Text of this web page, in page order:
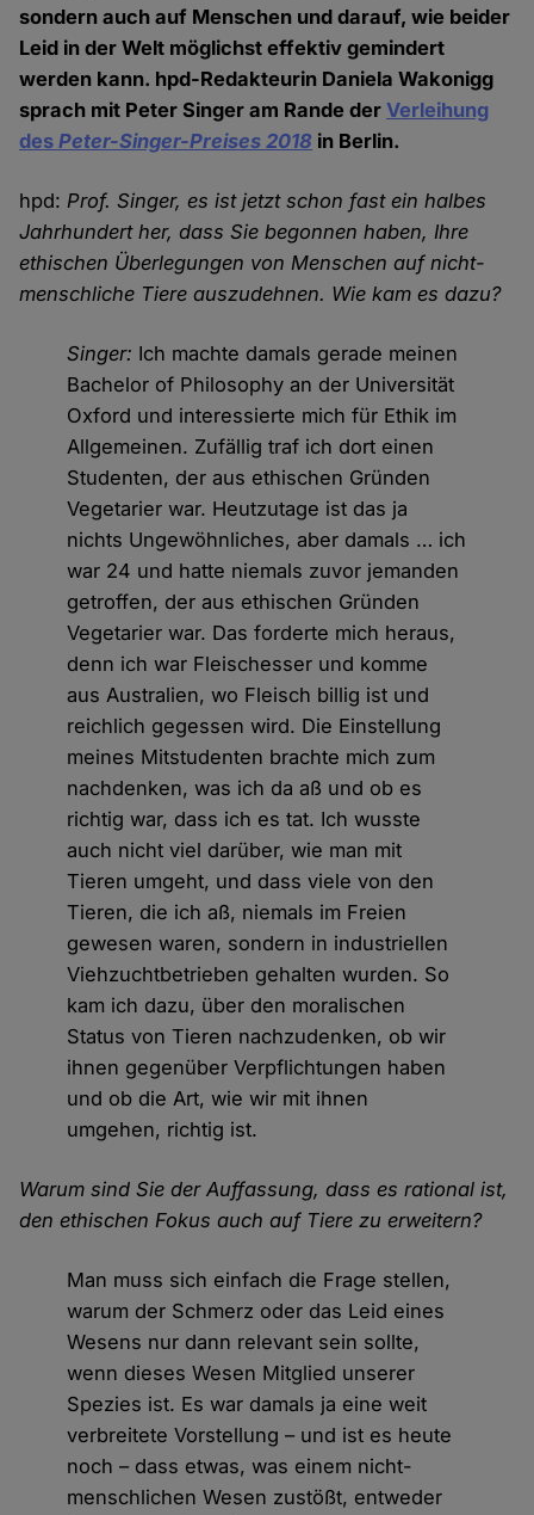
sondern auch auf Menschen und darauf, wie beider
Leid in der Welt möglichst effektiv gemindert
werden kann. hpd-Redakteurin Daniela Wakonigg
sprach mit Peter Singer am Rande derVerleihung
desPeter-Singer-Preises 2018 in Berlin.
hpd:Prof. Singer, es ist jetzt schon fast ein halbes
Jahrhundert her, dass Sie begonnen haben, Ihre
ethischen Überlegungen von Menschen auf nicht-
menschliche Tiere auszudehnen. Wie kam es dazu?
Singer: Ich machte damals gerade meinen
Bachelor of Philosophy an der Universität
Oxford und interessierte mich für Ethik im
Allgemeinen. Zufällig traf ich dort einen
Studenten, der aus ethischen Gründen
Vegetarier war. Heutzutage ist das ja
nichts Ungewöhnliches, aber damals … ich
war 24 und hatte niemals zuvor jemanden
getroffen, der aus ethischen Gründen
Vegetarier war. Das forderte mich heraus,
denn ich war Fleischesser und komme
aus Australien, wo Fleisch billig ist und
reichlich gegessen wird. Die Einstellung
meines Mitstudenten brachte mich zum
nachdenken, was ich da aß und ob es
richtig war, dass ich es tat. Ich wusste
auch nicht viel darüber, wie man mit
Tieren umgeht, und dass viele von den
Tieren, die ich aß, niemals im Freien
gewesen waren, sondern in industriellen
Viehzuchtbetrieben gehalten wurden. So
kam ich dazu, über den moralischen
Status von Tieren nachzudenken, ob wir
ihnen gegenüber Verpflichtungen haben
und ob die Art, wie wir mit ihnen
umgehen, richtig ist.
Warum sind Sie der Auffassung, dass es rational ist,
den ethischen Fokus auch auf Tiere zu erweitern?
Man muss sich einfach die Frage stellen,
warum der Schmerz oder das Leid eines
Wesens nur dann relevant sein sollte,
wenn dieses Wesen Mitglied unserer
Spezies ist. Es war damals ja eine weit
verbreitete Vorstellung – und ist es heute
noch – dass etwas, was einem nicht-
menschlichen Wesen zustößt, entweder